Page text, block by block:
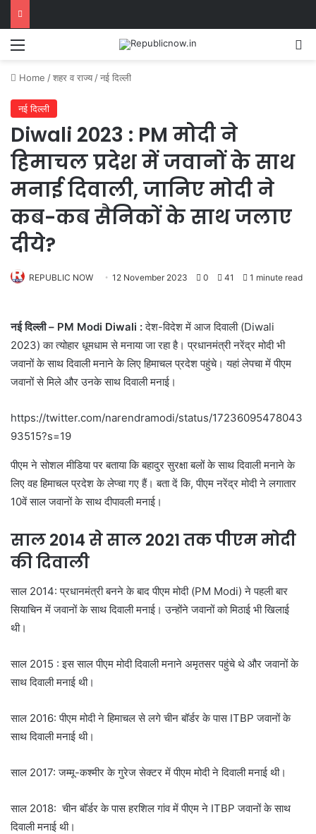
Menu
Home /शहर व राज्य /नई दिल्ली
नई दिल्ली
Diwali 2023 : PM मोदी ने
हिमाचल प्रदेश में जवानों के साथ
मनाई दिवाली, जानिए मोदी ने
कब-कब सैनिकों के साथ जलाए
दीये?
REPUBLIC NOW 12 November 2023 0 41 1 minute read
नई दिल्ली – PM Modi Diwali :देश-विदेश में आज दिवाली (Diwali
2023) का त्योहार धूमधाम से मनाया जा रहा है। प्रधानमंत्री नरेंद्र मोदी भी
जवानों के साथ दिवाली मनाने के लिए हिमाचल प्रदेश पहुंचे। यहां लेपचा में पीएम
जवानों से मिले और उनके साथ दिवाली मनाई।
https://twitter.com/narendramodi/status/17236095478043
93515?s=19
पीएम ने सोशल मीडिया पर बताया कि बहादुर सुरक्षा बलों के साथ दिवाली मनाने के
लिए वह हिमाचल प्रदेश के लेप्चा गए हैं। बता दें कि, पीएम नरेंद्र मोदी ने लगातार
10वें साल जवानों के साथ दीपावली मनाई।
साल 2014 से साल 2021 तक पीएम मोदी
की दिवाली
साल 2014: प्रधानमंत्री बनने के बाद पीएम मोदी (PM Modi) ने पहली बार
सियाचिन में जवानों के साथ दिवाली मनाई। उन्होंने जवानों को मिठाई भी खिलाई
थी।
साल 2015 : इस साल पीएम मोदी दिवाली मनाने अमृतसर पहुंचे थे और जवानों के
साथ दिवाली मनाई थी।
साल 2016: पीएम मोदी ने हिमाचल से लगे चीन बॉर्डर के पास ITBP जवानों के
साथ दिवाली मनाई थी।
साल 2017: जम्मू-कश्मीर के गुरेज सेक्टर में पीएम मोदी ने दिवाली मनाई थी।
साल 2018: चीन बॉर्डर के पास हरशिल गांव में पीएम ने ITBP जवानों के साथ
दिवाली मनाई थी।